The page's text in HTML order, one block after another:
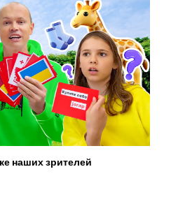
наших зрителей